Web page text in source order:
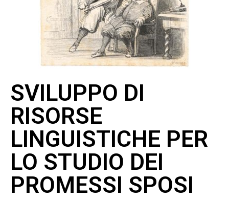
SVILUPPO DI
RISORSE
LINGUISTICHE PER
LO STUDIO DEI
PROMESSI SPOSI